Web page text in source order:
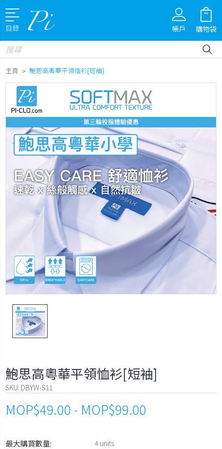
目錄 帳戶
購物袋
Search
主頁 鮑思高粵華平領恤衫[短袖]
鮑思高粵華平領恤衫[短袖]
SKU: DBYW-S11
MOP$49.00 - MOP$99.00
最大購買數量: 4 units